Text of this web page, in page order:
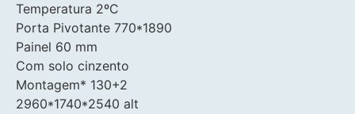
Temperatura 2ºC
Porta Pivotante 770*1890
Painel 60 mm
Com solo cinzento
Montagem* 130+2
2960*1740*2540 alt